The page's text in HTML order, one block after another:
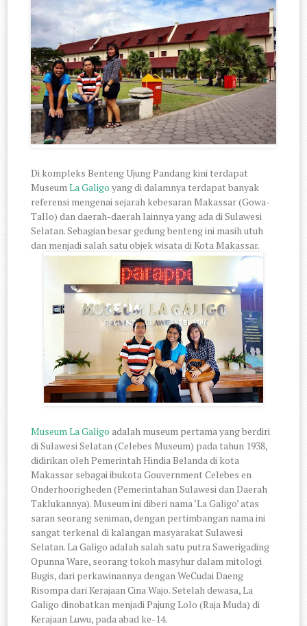
Di kompleks Benteng Ujung Pandang kini terdapat
MuseumLa Galigo yang di dalamnya terdapat banyak
referensi mengenai sejarah kebesaran Makassar (Gowa-
Tallo) dan daerah-daerah lainnya yang ada di Sulawesi
Selatan. Sebagian besar gedung benteng ini masih utuh
dan menjadi salah satu objek wisata di Kota Makassar.
Museum La Galigo adalah museum pertama yang berdiri
di Sulawesi Selatan (Celebes Museum) pada tahun 1938,
didirikan oleh Pemerintah Hindia Belanda di kota
Makassar sebagai ibukota Gouvernment Celebes en
Onderhoorigheden (Pemerintahan Sulawesi dan Daerah
Taklukannya). Museum ini diberi nama ‘La Galigo’ atas
saran seorang seniman, dengan pertimbangan nama ini
sangat terkenal di kalangan masyarakat Sulawesi
Selatan. La Galigo adalah salah satu putra Sawerigading
Opunna Ware, seorang tokoh masyhur dalam mitologi
Bugis, dari perkawinannya dengan WeCudai Daeng
Risompa dari Kerajaan Cina Wajo. Setelah dewasa, La
Galigo dinobatkan menjadi Pajung Lolo (Raja Muda) di
Kerajaan Luwu, pada abad ke-14.